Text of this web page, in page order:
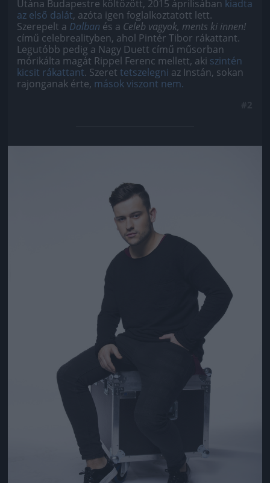
Utána Budapestre költözött, 2015 áprilisában kiadta
az első dalát, azóta igen foglalkoztatott lett.
Szerepelt a Dalban és a Celeb vagyok, ments ki innen!
című celebrealityben, ahol Pintér Tibor rákattant.
Legutóbb pedig a Nagy Duett című műsorban
mórikálta magát Rippel Ferenc mellett, aki szintén
kicsit rákattant. Szeret tetszelegni az Instán, sokan
rajonganak érte, mások viszont nem.